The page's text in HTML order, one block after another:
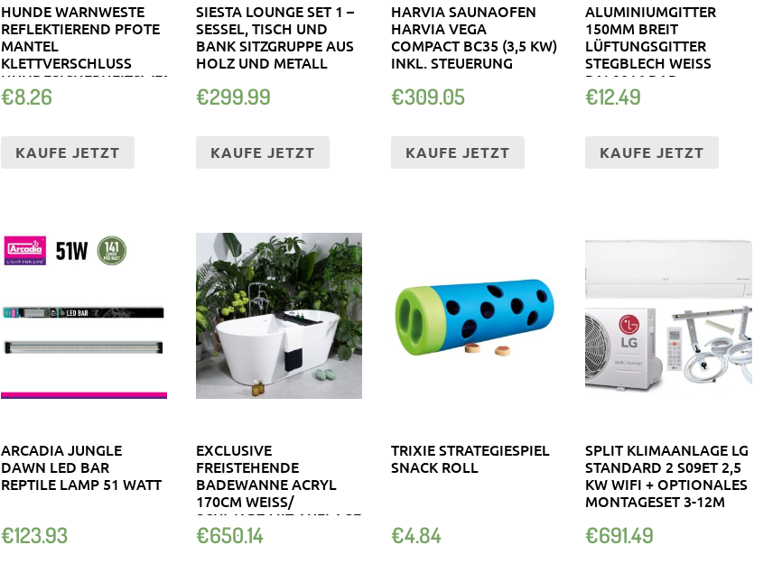
HUNDE WARNWESTE
REFLEKTIEREND PFOTE
MANTEL
KLETTVERSCHLUSS
HUNDESICHERHEITSWESTE
€8.26
KAUFE JETZT
SIESTA LOUNGE SET 1 –
SESSEL, TISCH UND
BANK SITZGRUPPE AUS
HOLZ UND METALL
€299.99
KAUFE JETZT
HARVIA SAUNAOFEN
HARVIA VEGA
COMPACT BC35 (3,5 KW)
INKL. STEUERUNG
€309.05
KAUFE JETZT
ALUMINIUMGITTER
150MM BREIT
LÜFTUNGSGITTER
STEGBLECH WEISS R
AL9016 BAD-T
ÜRGITTER
€12.49
KAUFE JETZT
ARCADIA JUNGLE
DAWN LED BAR
REPTILE LAMP 51 WATT
€123.93
EXCLUSIVE
FREISTEHENDE
BADEWANNE ACRYL
170CM WEISS/ S
CHWARZ MIT AUFLAGE S
CHWÄNLEIN®
€650.14
TRIXIE STRATEGIESPIEL
SNACK ROLL
€4.84
SPLIT KLIMAANLAGE LG
STANDARD 2 S09ET 2,5
KW WIFI + OPTIONALES
MONTAGESET 3-12M
€691.49